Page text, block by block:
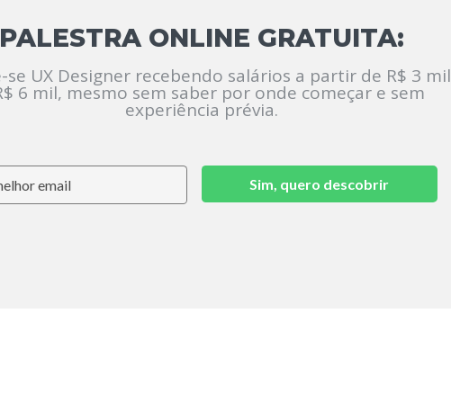
PALESTRA ONLINE GRATUITA:
se UX Designer recebendo salários a partir de R$ 3 mil
6 mil, mesmo sem saber por onde começar e sem
experiência prévia.
Sim, quero descobrir